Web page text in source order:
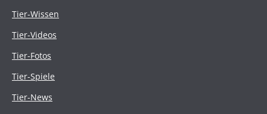
Tier-Wissen
Tier-Videos
Tier-Fotos
Tier-Spiele
Tier-News